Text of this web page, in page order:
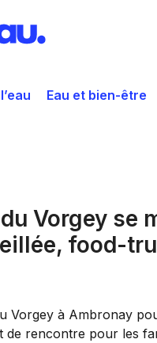
Eau et bien-être
Vorgey se
food-
Vorgey à Ambronay
rencontre pour les